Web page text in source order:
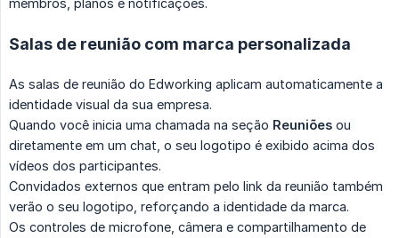
Salas de reunião com marca personalizada
As salas de reunião do Edworking aplicam automaticamente a
identidade visual da sua empresa.
Quando você inicia uma chamada na seção Reuniões ou
diretamente em um chat, o seu logotipo é exibido acima dos
vídeos dos participantes.
Convidados externos que entram pelo link da reunião também
verão o seu logotipo, reforçando a identidade da marca.
Os controles de microfone, câmera e compartilhamento de